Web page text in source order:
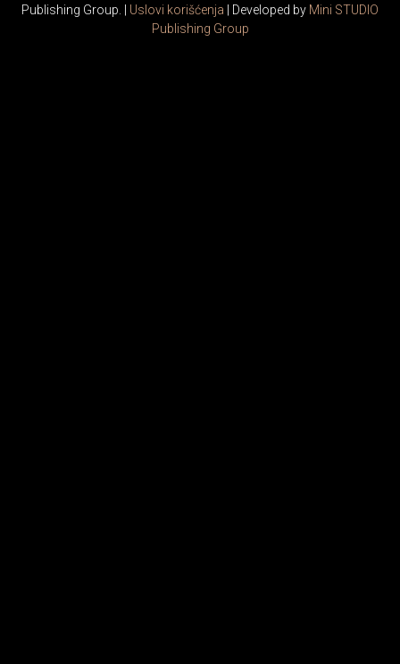
Publishing Group. | Uslovi korišćenja | Developed by Mini STUDIO
Publishing Group